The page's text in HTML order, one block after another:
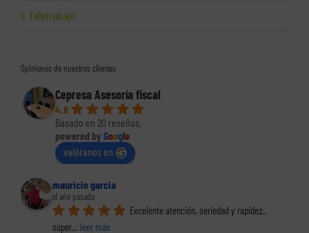
Teletrabajo
Opiniones de nuestros clientes
Cepresa Asesoría fiscal
4.8
Basado en 20 reseñas.
powered by Google
valóranos en
mauricio garcia
el año pasado
Excelente atención, seriedad y rapidez..
súper... leer más